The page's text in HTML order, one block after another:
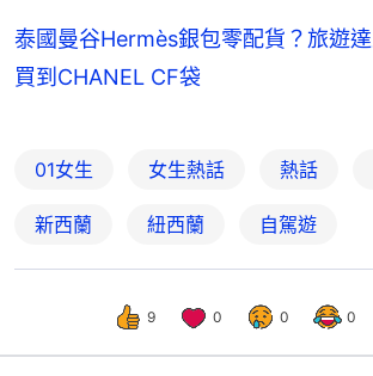
泰國曼谷Hermès銀包零配貨？旅遊
買到CHANEL CF袋
01女生 女生熱話 熱話
新西蘭 紐西蘭 自駕遊
9 0 0 0